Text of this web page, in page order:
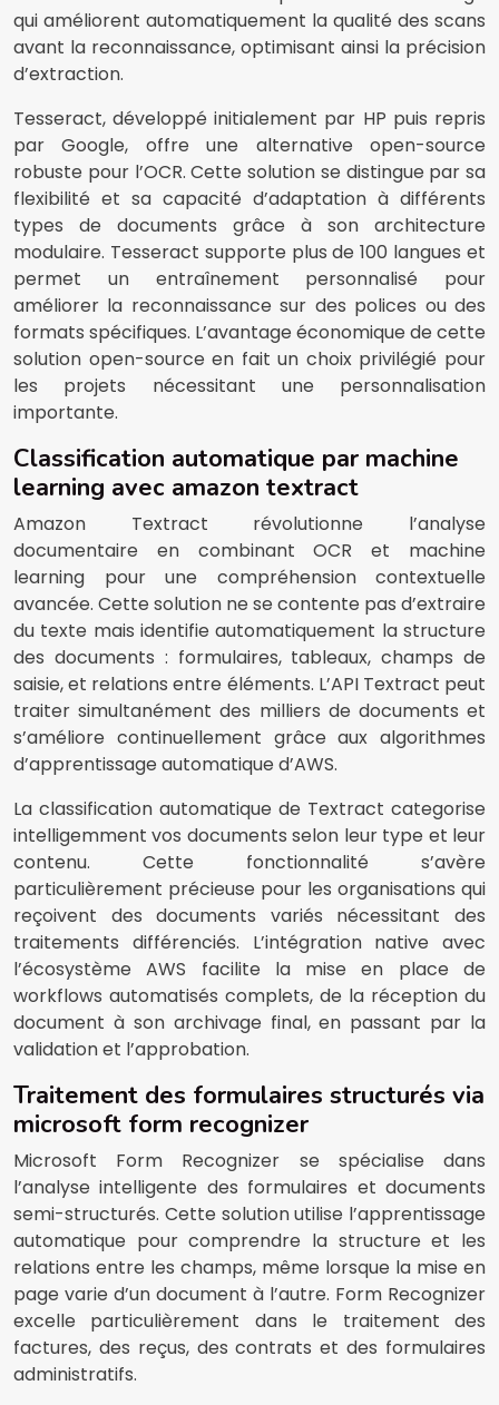
qui améliorent automatiquement la qualité des scans
avant la reconnaissance, optimisant ainsi la précision
d’extraction.
Tesseract, développé initialement par HP puis repris
par Google, offre une alternative open-source
robuste pour l’OCR. Cette solution se distingue par sa
flexibilité et sa capacité d’adaptation à différents
types de documents grâce à son architecture
modulaire. Tesseract supporte plus de 100 langues et
permet un entraînement personnalisé pour
améliorer la reconnaissance sur des polices ou des
formats spécifiques. L’avantage économique de cette
solution open-source en fait un choix privilégié pour
les projets nécessitant une personnalisation
importante.
Classification automatique par machine
learning avec amazon textract
Amazon Textract révolutionne l’analyse
documentaire en combinant OCR et machine
learning pour une compréhension contextuelle
avancée. Cette solution ne se contente pas d’extraire
du texte mais identifie automatiquement la structure
des documents : formulaires, tableaux, champs de
saisie, et relations entre éléments. L’API Textract peut
traiter simultanément des milliers de documents et
s’améliore continuellement grâce aux algorithmes
d’apprentissage automatique d’AWS.
La classification automatique de Textract categorise
intelligemment vos documents selon leur type et leur
contenu. Cette fonctionnalité s’avère
particulièrement précieuse pour les organisations qui
reçoivent des documents variés nécessitant des
traitements différenciés. L’intégration native avec
l’écosystème AWS facilite la mise en place de
workflows automatisés complets, de la réception du
document à son archivage final, en passant par la
validation et l’approbation.
Traitement des formulaires structurés via
microsoft form recognizer
Microsoft Form Recognizer se spécialise dans
l’analyse intelligente des formulaires et documents
semi-structurés. Cette solution utilise l’apprentissage
automatique pour comprendre la structure et les
relations entre les champs, même lorsque la mise en
page varie d’un document à l’autre. Form Recognizer
excelle particulièrement dans le traitement des
factures, des reçus, des contrats et des formulaires
administratifs.